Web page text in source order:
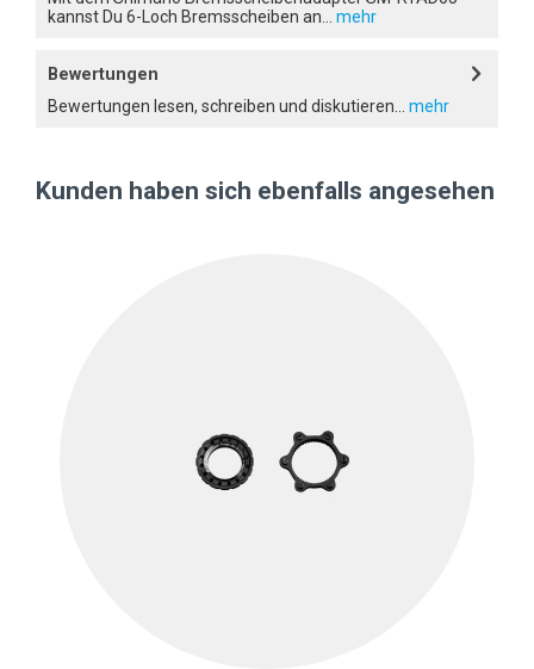
kannst Du 6-Loch Bremsscheiben an...
mehr
Bewertungen
Bewertungen lesen, schreiben und diskutieren... mehr
Kunden haben sich ebenfalls angesehen